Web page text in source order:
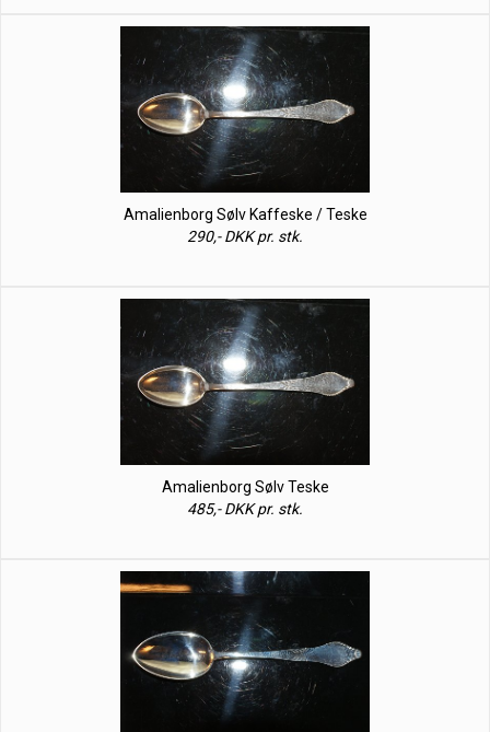
Amalienborg Sølv Kaffeske / Teske
290,- DKK pr. stk.
Amalienborg Sølv Teske
485,- DKK pr. stk.